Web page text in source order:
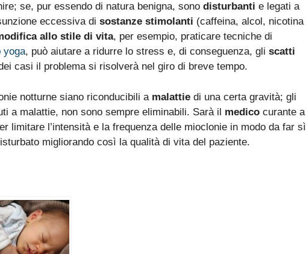
se, pur essendo di natura benigna, sono disturbanti e legati a
eccessiva di sostanze stimolanti (caffeina, alcol, nicotina
allo stile di vita, per esempio, praticare tecniche di
yoga, può aiutare a ridurre lo stress e, di conseguenza, gli scatti
casi il problema si risolverà nel giro di breve tempo.
notturne siano riconducibili a malattie di una certa gravità; gli
a malattie, non sono sempre eliminabili. Sarà il medico curante a
limitare l’intensità e la frequenza delle mioclonie in modo da far sì
migliorando così la qualità di vita del paziente.